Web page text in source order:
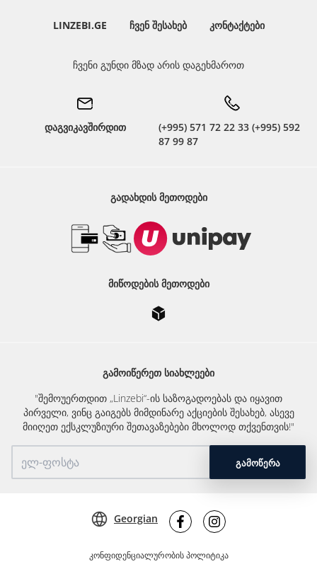
LINZEBI.GE ᲩᲕᲔᲜ ᲨᲔᲡᲐᲮᲔᲑ ᲙᲝᲜᲢᲐᲥᲢᲔᲑᲘ
ჩვენი გუნდი მზად არის დაგეხმაროთ
დაგვიკავშირდით
(+995) 571 72 22 33 (+995) 592
87 99 87
ᲒᲐᲓᲐᲮᲓᲘᲡ ᲛᲔᲗᲝᲓᲔᲑᲘ
ᲛᲘᲬᲝᲓᲔᲑᲘᲡ ᲛᲔᲗᲝᲓᲔᲑᲘ
ᲒᲐᲛᲝᲘᲬᲔᲠᲔᲗ ᲡᲘᲐᲮᲚᲔᲔᲑᲘ
"შემოუერთდით „Linzebi“-ის საზოგადოებას და იყავით
პირველი, ვინც გაიგებს მიმდინარე აქციების შესახებ, ასევე
მიიღეთ ექსკლუზიური შეთავაზებები მხოლოდ თქვენთვის!"
ᲒᲐᲛᲝᲬᲔᲠᲐ
კონფიდენციალურობის პოლიტიკა
Georgian